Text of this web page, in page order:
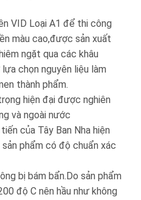
VID Loại A1 để thi công
màu cao,được sản xuất
ngặt qua các khâu
chọn nguyên liệu làm
thành phẩm.
hiện đại được nghiên
và ngoài nước
của Tây Ban Nha hiện
phẩm có độ chuẩn xác
bị bám bẩn.Do sản phẩm
độ C nên hầu như không